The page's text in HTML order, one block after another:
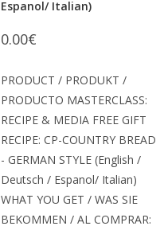
Espanol/ Italian)
0.00€
PRODUCT / PRODUKT /
PRODUCTO MASTERCLASS:
RECIPE & MEDIA FREE GIFT
RECIPE: CP-COUNTRY BREAD
- GERMAN STYLE (English /
Deutsch / Espanol/ Italian)
WHAT YOU GET / WAS SIE
BEKOMMEN / AL COMPRAR: